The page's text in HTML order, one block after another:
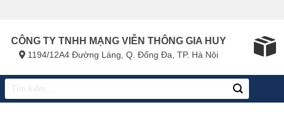
CÔNG TY TNHH MẠNG VIỄN THÔNG GIA HUY
1194/12A4 Đường Láng, Q. Đống Đa, TP. Hà Nội
Tìm